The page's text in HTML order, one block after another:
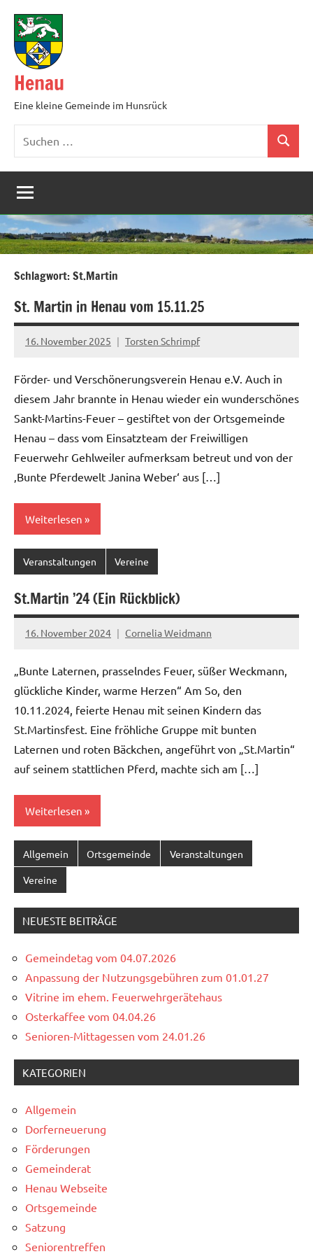
Inhalt
springen
Henau
Eine kleine Gemeinde im Hunsrück
Suchen
nach:
Suchen
Schlagwort:St.Martin
St. Martin in Henau vom 15.11.25
16. November 2025 Torsten Schrimpf
Förder- und Verschönerungsverein Henau e.V. Auch in
diesem Jahr brannte in Henau wieder ein wunderschönes
Sankt-Martins-Feuer – gestiftet von der Ortsgemeinde
Henau – dass vom Einsatzteam der Freiwilligen
Feuerwehr Gehlweiler aufmerksam betreut und von der
‚Bunte Pferdewelt Janina Weber‘ aus […]
Weiterlesen
Veranstaltungen Vereine
St.Martin ’24 (Ein Rückblick)
16. November 2024 Cornelia Weidmann
„Bunte Laternen, prasselndes Feuer, süßer Weckmann,
glückliche Kinder, warme Herzen“ Am So, den
10.11.2024, feierte Henau mit seinen Kindern das
St.Martinsfest. Eine fröhliche Gruppe mit bunten
Laternen und roten Bäckchen, angeführt von „St.Martin“
auf seinem stattlichen Pferd, machte sich am […]
Weiterlesen
Allgemein Ortsgemeinde Veranstaltungen
Vereine
NEUESTE BEITRÄGE
Gemeindetag vom 04.07.2026
Anpassung der Nutzungsgebühren zum 01.01.27
Vitrine im ehem. Feuerwehrgerätehaus
Osterkaffee vom 04.04.26
Senioren-Mittagessen vom 24.01.26
KATEGORIEN
Allgemein
Dorferneuerung
Förderungen
Gemeinderat
Henau Webseite
Ortsgemeinde
Satzung
Seniorentreffen